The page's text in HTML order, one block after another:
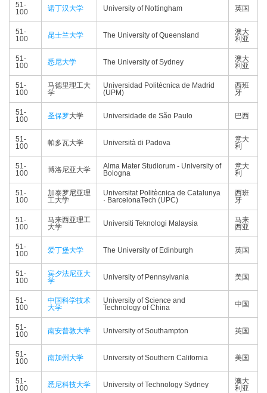
51-
100
诺丁汉大学 University of Nottingham 英国
51-
100
昆士兰大学 The University of Queensland
澳大
利亚
51-
100
悉尼大学 The University of Sydney
澳大
利亚
51-
100
马德里理工大
学
Universidad Politécnica de Madrid
(UPM)
西班
牙
51-
100
圣保罗大学 Universidade de São Paulo 巴西
51-
100
帕多瓦大学 Università di Padova
意大
利
51-
100
博洛尼亚大学
Alma Mater Studiorum - University of
Bologna
意大
利
51-
100
加泰罗尼亚理
工大学
Universitat Politècnica de Catalunya
· BarcelonaTech (UPC)
西班
牙
51-
100
马来西亚理工
大学
Universiti Teknologi Malaysia
马来
西亚
51-
100
爱丁堡大学 The University of Edinburgh 英国
51-
100
宾夕法尼亚大
学
University of Pennsylvania 美国
51-
100
中国科学技术
大学
University of Science and
Technology of China
中国
51-
100
南安普敦大学 University of Southampton 英国
51-
100
南加州大学 University of Southern California 美国
51-
100
悉尼科技大学 University of Technology Sydney
澳大
利亚